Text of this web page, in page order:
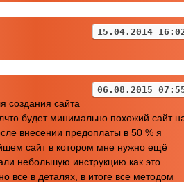
15.04.2014
06.08.2015
создания сайта
будет минимально похожий сайт
внесении предоплаты в 50 % я
сайт в котором мне нужно ещё
небольшую инструкцию как это
все в деталях, в итоге все методом